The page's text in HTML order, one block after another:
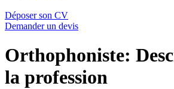
Déposer son CV
Demander un devis
Orthophoniste:
la profession